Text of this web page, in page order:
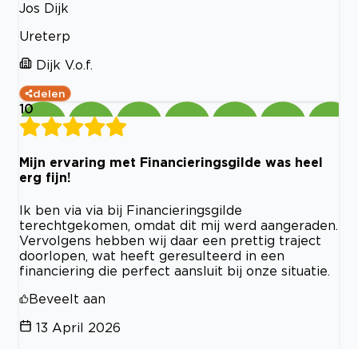
Jos Dijk
Ureterp
Dijk V.o.f.
delen
10
Mijn ervaring met Financieringsgilde was heel
erg fijn!
Ik ben via via bij Financieringsgilde
terechtgekomen, omdat dit mij werd aangeraden.
Vervolgens hebben wij daar een prettig traject
doorlopen, wat heeft geresulteerd in een
financiering die perfect aansluit bij onze situatie.
Beveelt aan
13 April 2026